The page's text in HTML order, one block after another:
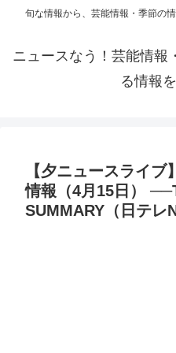
旬な情報から、芸能情報・季節の
ニュースなう！芸能情報
る情報
【夕ニュースライ
情報（4月15日）
SUMMARY（日テレ